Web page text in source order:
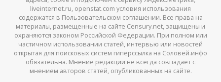
liveinternet.ru, openstat.com условия использования
содержатся в Пользовательском соглашении. Все права на
материалы, размещенные на сайте Censury.net, защищены и
охраняются законом Российской Федерации. При полном или
частичном использовании статей, интервью или новостей
открытая для поисковых систем гиперссылка на Соловей.инфо
обязательна. Мнение редакции не всегда совпадает с
мнением авторов статей, опубликованных на сайте.